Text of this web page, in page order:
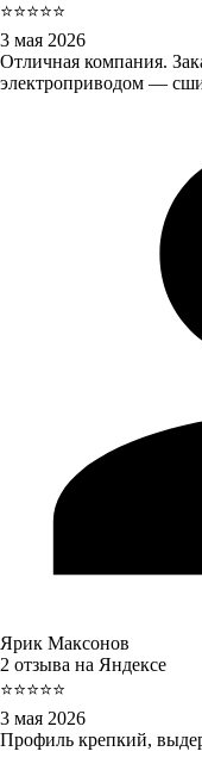
⭐⭐⭐⭐⭐
3 мая 2026
Отличная компания.
электроприводом —
Ярик Максонов
2 отзыва на Яндексе
⭐⭐⭐⭐⭐
3 мая 2026
Профиль крепкий,